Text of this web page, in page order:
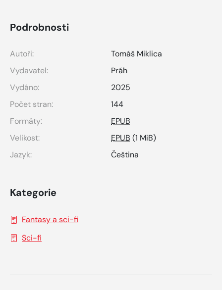
Podrobnosti
Autoři:
Tomáš Miklica
Vydavatel:
Práh
Vydáno:
2025
Počet stran:
144
Formáty:
EPUB
Velikost:
EPUB (1 MiB)
Jazyk:
Čeština
Kategorie
Fantasy a sci-fi
Sci-fi